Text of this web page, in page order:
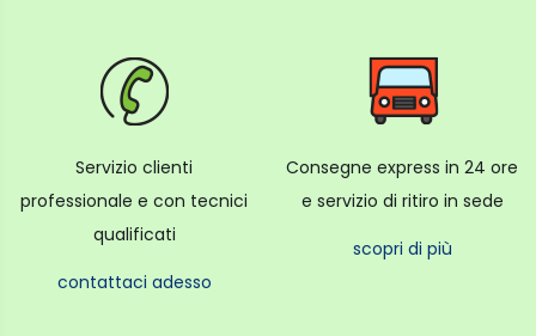
Servizio clienti
professionale e con tecnici
qualificati
contattaci adesso
Consegne express in 24 ore
e servizio di ritiro in sede
scopri di più